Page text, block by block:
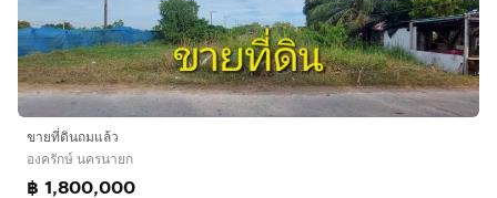
ขายที่ดินถมแล้ว
องครักษ์ นครนายก
฿ 1,800,000